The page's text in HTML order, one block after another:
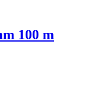
100 m